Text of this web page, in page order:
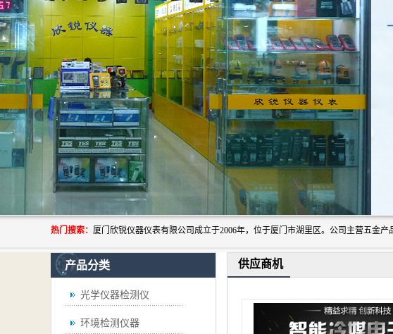
热门搜索：
产品分类
光学仪器检测仪
环境检测仪器
供应商机